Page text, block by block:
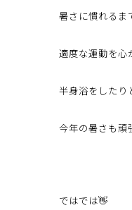
暑さに慣れるま
適度な運動を心
半身浴をしたり
今年の暑さも頑
ではでは👋